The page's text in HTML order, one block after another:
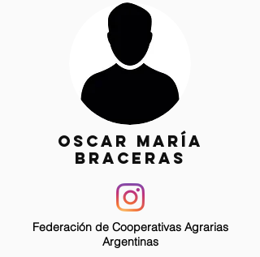
oscar maría
braceras
Federación de Cooperativas Agrarias
Argentinas